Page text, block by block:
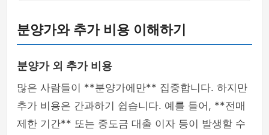
분양가와 추가 비용 이해하기
분양가 외 추가 비용
많은 사람들이 **분양가에만** 집중합니다. 하지만
추가 비용은 간과하기 쉽습니다. 예를 들어, **전매
제한 기간** 또는 중도금 대출 이자 등이 발생할 수